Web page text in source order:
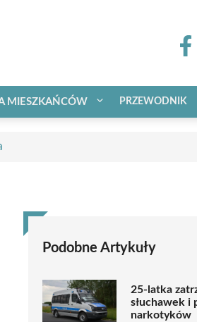
MIESZKAŃCÓW PRZEWODNIK
Podobne Artykuły
25-latka
słuchawek i
narkotyków